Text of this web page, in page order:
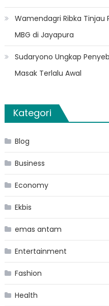
Wamendagri Ribka
MBG di Jayapura
Sudaryono Ungkap
Masak Terlalu Awal
Kategori
Blog
Business
Economy
Ekbis
emas antam
Entertainment
Fashion
Health